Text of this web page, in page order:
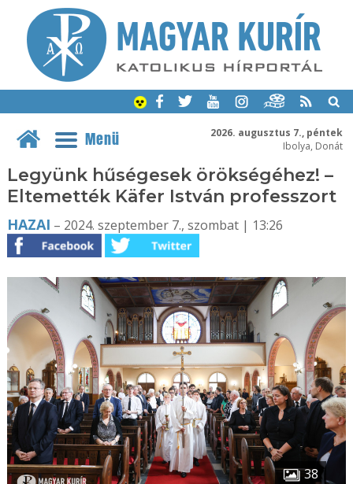
2026. augusztus 7., péntek
Ibolya, Donát
Menü
Legyünk hűségesek örökségéhez! –
Eltemették Käfer István professzort
HAZAI – 2024. szeptember 7., szombat | 13:26
38